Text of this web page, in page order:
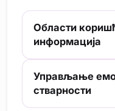
Области
информација
Управљање
стварности